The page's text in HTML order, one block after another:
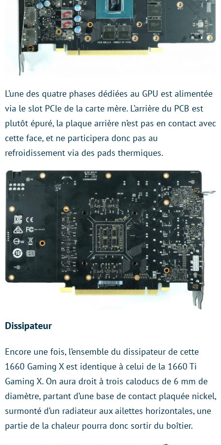
L’une des quatre phases dédiées au GPU est alimentée
via le slot PCIe de la carte mère. L’arrière du PCB est
plutôt épuré, la plaque arrière n’est pas en contact avec
cette face, et ne participera donc pas au
refroidissement via des pads thermiques.
Dissipateur
Encore une fois, l’ensemble du dissipateur de cette
1660 Gaming X est identique à celui de la 1660 Ti
Gaming X. On aura droit à trois caloducs de 6 mm de
diamètre, partant d’une base de contact plaquée nickel,
surmonté d’un radiateur aux ailettes horizontales, une
partie de la chaleur pourra donc sortir du boîtier.